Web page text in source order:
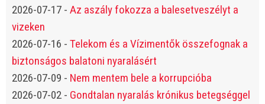
2026-07-17 - Az aszály fokozza a balesetveszélyt a
vizeken
2026-07-16 - Telekom és a Vízimentők összefognak a
biztonságos balatoni nyaralásért
2026-07-09 - Nem mentem bele a korrupcióba
2026-07-02 - Gondtalan nyaralás krónikus betegséggel